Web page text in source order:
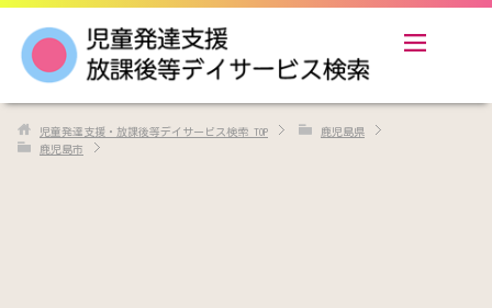
児童発達支援・放課後等デイサービス検索 TOP
鹿児島県
鹿児島市